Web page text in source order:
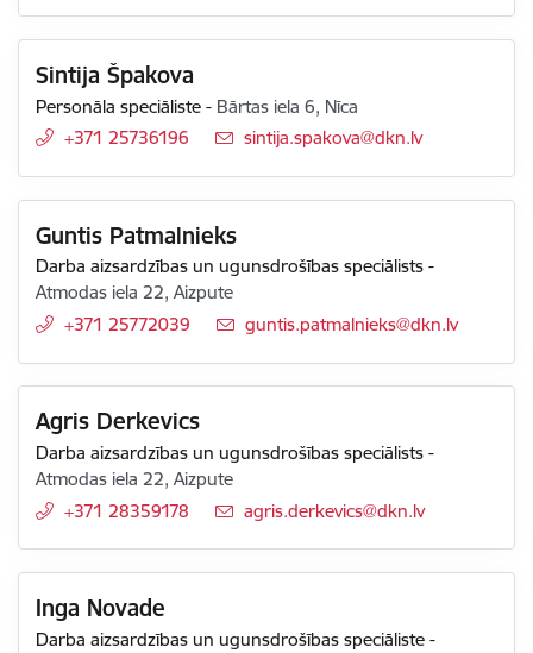
Sintija Špakova
Personāla speciāliste - Bārtas iela 6, Nīca
+371 25736196
E-pasts:
sintija.spakova@dkn.lv
Guntis Patmalnieks
Darba aizsardzības un ugunsdrošības speciālists -
Atmodas iela 22, Aizpute
+371 25772039
E-pasts:
guntis.patmalnieks@dkn.lv
Agris Derkevics
Darba aizsardzības un ugunsdrošības speciālists -
Atmodas iela 22, Aizpute
+371 28359178
E-pasts:
agris.derkevics@dkn.lv
Inga Novade
Darba aizsardzības un ugunsdrošības speciāliste -